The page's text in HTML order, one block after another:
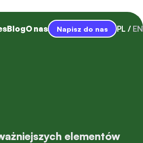
BlogO nas Napisz do nas PL EN
elementów